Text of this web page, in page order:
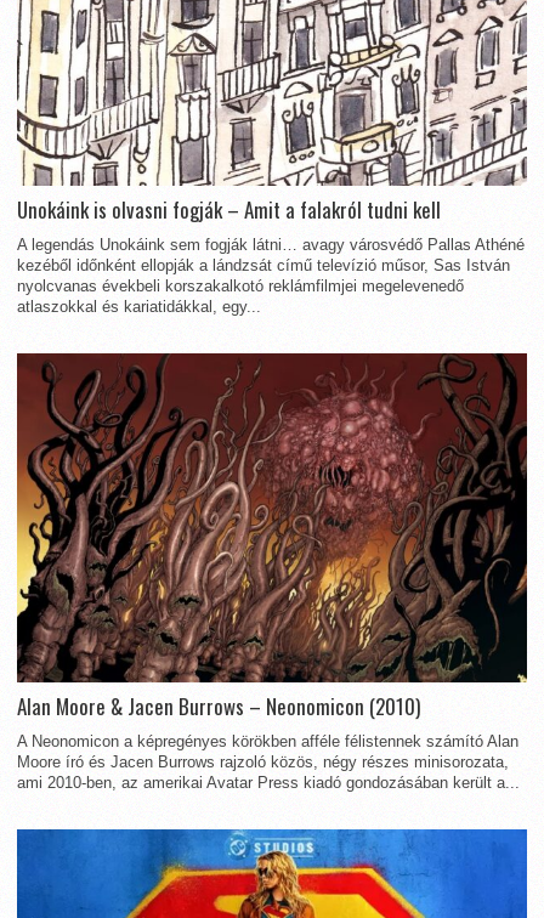
Unokáink is olvasni fogják – Amit a falakról tudni kell
A legendás Unokáink sem fogják látni… avagy városvédő Pallas Athéné
kezéből időnként ellopják a lándzsát című televízió műsor, Sas István
nyolcvanas évekbeli korszakalkotó reklámfilmjei megelevenedő
atlaszokkal és kariatidákkal, egy...
Alan Moore & Jacen Burrows – Neonomicon (2010)
A Neonomicon a képregényes körökben afféle félistennek számító Alan
Moore író és Jacen Burrows rajzoló közös, négy részes minisorozata,
ami 2010-ben, az amerikai Avatar Press kiadó gondozásában került a...